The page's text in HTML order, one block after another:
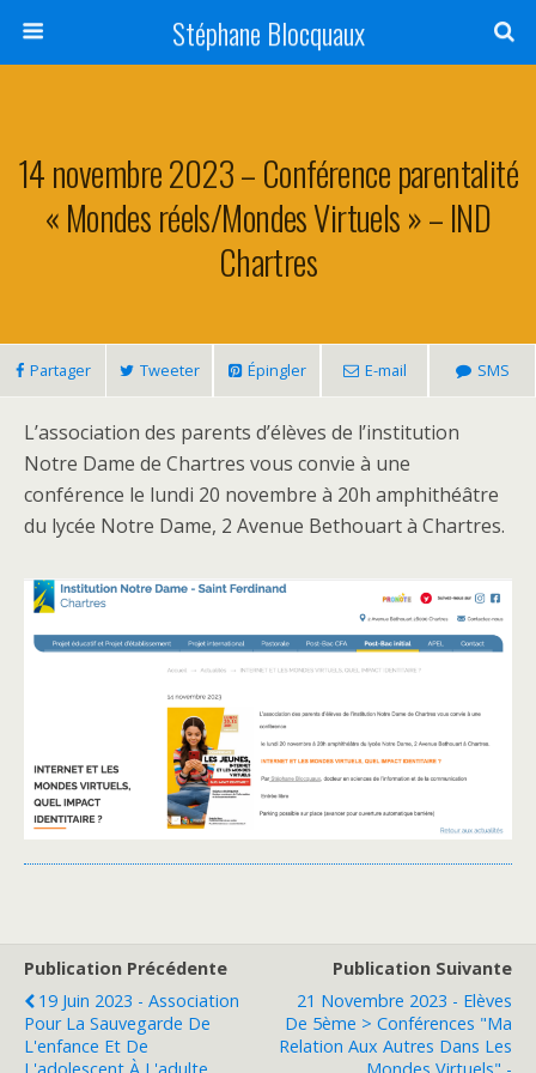
Stéphane Blocquaux
14 novembre 2023 – Conférence parentalité
« Mondes réels/Mondes Virtuels » – IND
Chartres
Partager Tweeter Épingler E-mail SMS
L’association des parents d’élèves de l’institution
Notre Dame de Chartres vous convie à une
conférence le lundi 20 novembre à 20h amphithéâtre
du lycée Notre Dame, 2 Avenue Bethouart à Chartres.
Publication Précédente
19 Juin 2023 - Association
Pour La Sauvegarde De
L'enfance Et De
Publication Suivante
21 Novembre 2023 - Elèves
De 5ème > Conférences "Ma
Relation Aux Autres Dans Les